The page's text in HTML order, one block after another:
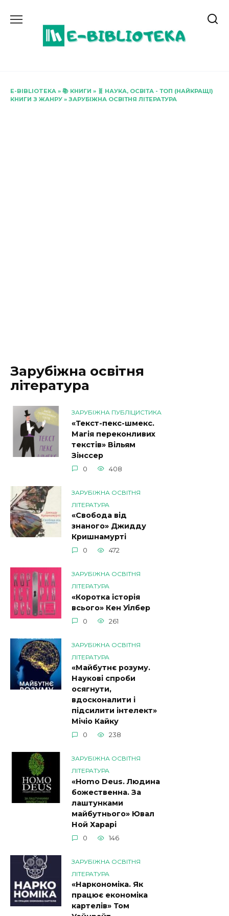
до
E-BIBLIOTEKA » 📚 КНИГИ » 🧬 НАУКА, ОСВІТА - ТОП (НАЙКРАЩІ)
КНИГИ З ЖАНРУ » ЗАРУБІЖНА ОСВІТНЯ ЛІТЕРАТУРА
Зарубіжна освітня
література
ЗАРУБІЖНА ПУБЛІЦИСТИКА
«Текст-пекс-шмекс.
Магія переконливих
текстів» Вільям
Зінссер
0 408
ЗАРУБІЖНА ОСВІТНЯ
ЛІТЕРАТУРА
«Свобода від
знаного» Джидду
Кришнамурті
0 472
ЗАРУБІЖНА ОСВІТНЯ
ЛІТЕРАТУРА
«Коротка історія
всього» Кен Уілбер
0 261
ЗАРУБІЖНА ОСВІТНЯ
ЛІТЕРАТУРА
«Майбутнє розуму.
Наукові спроби
осягнути,
вдосконалити і
підсилити інтелект»
Мічіо Кайку
0 238
ЗАРУБІЖНА ОСВІТНЯ
ЛІТЕРАТУРА
«Homo Deus. Людина
божественна. За
лаштунками
майбутнього» Ювал
Ной Харарі
0 146
ЗАРУБІЖНА ОСВІТНЯ
ЛІТЕРАТУРА
«Наркономіка. Як
працює економіка
картелів» Том